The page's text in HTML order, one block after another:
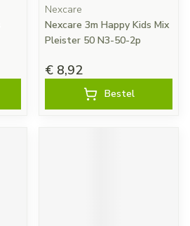
Nexcare
Nexcare 3m Happy Kids Mix
Pleister 50 N3-50-2p
€ 8,92
Bestel